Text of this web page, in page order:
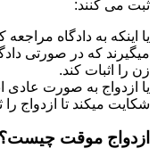
ثبت می کنند:
یا اینکه به دادگاه
میگیرند که در صورتی
زن را اثبات کند.
یا ازدواج به صورت
شکایت میکند تا ازدواج را
ازدواج موقت چیست؟